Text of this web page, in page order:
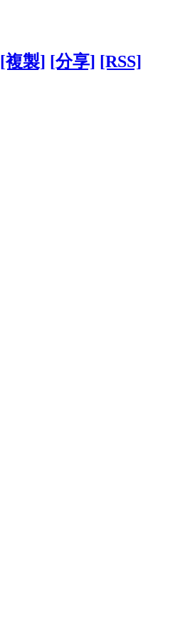
[複製] [分享] [RSS]